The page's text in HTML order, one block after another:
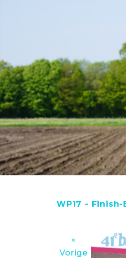
WP17 -
«
Vorige